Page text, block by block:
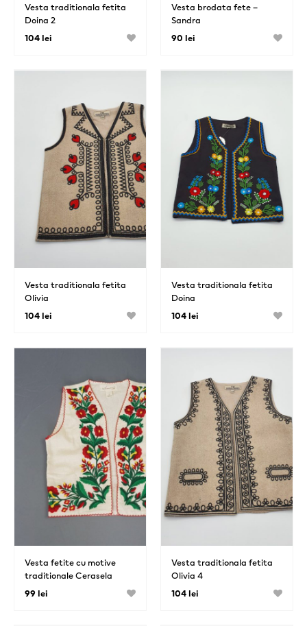
Vesta traditionala fetita
Doina 2
104 lei
Vesta brodata fete –
Sandra
90 lei
Vesta traditionala fetita
Olivia
104 lei
Vesta traditionala fetita
Doina
104 lei
Vesta fetite cu motive
traditionale Cerasela
99 lei
Vesta traditionala fetita
Olivia 4
104 lei